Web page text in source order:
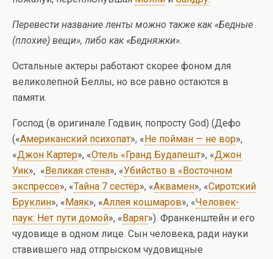
Перевести название ленты можно также как «Бедные
(плохие) вещи», либо как «Бедняжки».
Остальные актеры работают скорее фоном для
великолепной Беллы, но все равно остаются в
памяти.
Господ (в оригинале Годвин, попросту God) (Дефо
(«Американский психопат», « Не пойман — не вор»,
«Джон Картер», «Отель «Гранд Будапешт», «Джон
Уик», « Великая стена», «Убийство в «Восточном
экспрессе», «Тайна 7 сестёр», «Аквамен», «Сиротский
Бруклин», « Маяк», «Аллея кошмаров», «Человек-
паук: Нет пути домой», « Варяг»). Франкенштейн и его
чудовище в одном лице. Сын человека, ради науки
ставившего над отпрыском чудовищные